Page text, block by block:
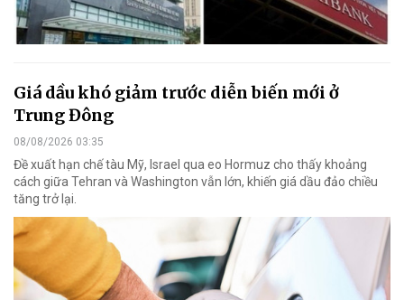
Giá dầu khó giảm trước diễn biến mới ở
Trung Đông
08/08/2026 03:35
Đề xuất hạn chế tàu Mỹ, Israel qua eo Hormuz cho thấy khoảng
cách giữa Tehran và Washington vẫn lớn, khiến giá dầu đảo chiều
tăng trở lại.